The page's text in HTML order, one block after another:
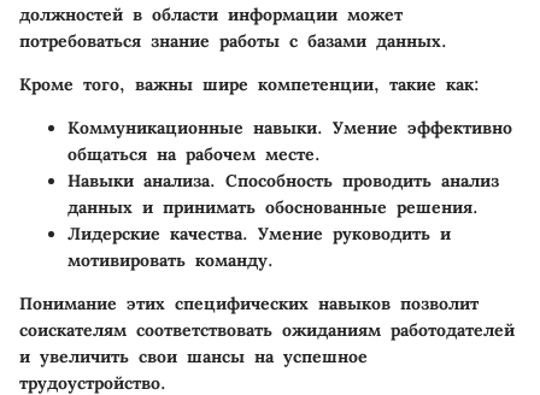
должностей в области информации может
потребоваться знание работы с базами данных.
Кроме того, важны шире компетенции, такие как:
Коммуникационные навыки. Умение эффективно
общаться на рабочем месте.
Навыки анализа. Способность проводить анализ
данных и принимать обоснованные решения.
Лидерские качества. Умение руководить и
мотивировать команду.
Понимание этих специфических навыков позволит
соискателям соответствовать ожиданиям работодателей
и увеличить свои шансы на успешное
трудоустройство.